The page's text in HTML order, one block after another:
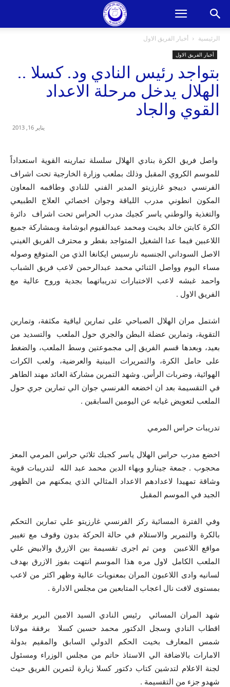
الرئيسية أخبار الفريق الاول
أخبار الفريق الاول
بتواجد رئيس النادي ود. كسلا ..
الهلال يدخل مرحلة الاعداد
القوي والجاد
يناير 16, 2013
واصل فريق الكرة بنادي الهلال سلسلة تمارينه القوية استعداداً
للموسم الكروي المقبل وذلك بملعب وزارة الخارجية تحت اشراف
الفرنسي دييجو غارزيتو المدير الفني للنادي وطاقمه المعاون
المكون انطوني مدرب اللياقة وجوان اخصائي العلاج الطبيعي
والتغذية والوطني ياسر كجيك مدرب الحراس تحت اشراف دائرة
الكرة كابتن خالد بخيت ومحمد عبدالقيوم ابوشامة وبمشاركة جميع
اللاعبين فيما عدا الشغيل المتواجد بقطر و محترف الفريق الغيني
الاصل السوداني الجنسيه نارسيس ايكانغا الذي من المتوقع وصوله
مساء اليوم وواصل الثنائي محمد عبدالرحمن لاعب فريق الشباب
واحمد غبشه لاعب الاختبارات تدريباتهما بجدية وروح عالية مع
الفريق الاول .
اشتمل مران الهلال الصباحي على تمارين لياقية مكثفة، وتمارين
التقوية، وتمارين عضلة البطن والجري حول الملعب والتسديد من
بعيد، وبعدها قسم الفريق إلى مجموعتين وسط الملعب، والضغط
على حامل الكرة، والتمريرات البينية والعرضية، ولعب الكرات
الهوائية، وضربات الرأس. وشهد التمرين مشاركة العائد مهند الطاهر
في التقسيمة بعد ان اخضعه الفرنسي جوان الي تمارين جري حول
الملعب لتعويض غيابه عن اليومين السابقين .
تدريبات حراس المرمي
اخضع مدرب حراس الهلال ياسر كجيك ثلاثي حراس المرمي المعز
محجوب . جمعة جينارو وبهاء الدين محمد عبد الله لتدريبات قوية
وشاقة تمهيدا لاعدادهم الاعداد المثالي الذي يمكنهم من الظهور
الجيد في الموسم المقبل
وفي الفترة المسائية ركز الفرنسي غارزيتو علي تمارين التحكم
بالكرة والتمرير والاستلام في حالة الحركة بدون وقوف مع تغيير
مواقع اللاعبين ومن ثم اجرى تقسيمة بين الازرق والابيض علي
الملعب الكامل لاول مره هذا الموسم انتهت بفوز الازرق بهدف
لسانيه وادى اللاعبون المران بمعنويات عالية وظهر اكثر من لاعب
بمستوى لافت نال اعجاب المتابعين من مجلس الادارة .
شهد المران المسائي رئيس النادي السيد الامين البرير برفقة
اقطاب النادي وسجل الدكتور محمد حسين كسلا برفقة مولانا
شمس المعارف بخيت الحكم الدولي السابق والمقيم بدولة
الامارات بالاضافة الي الاستاذ حاتم من مجلس الوزراء ومسئول
لجنة الاعلام لتدشين كتاب دكتور كسلا زيارة لتمرين الفريق حيث
شهدو جزء من التقسيمة .